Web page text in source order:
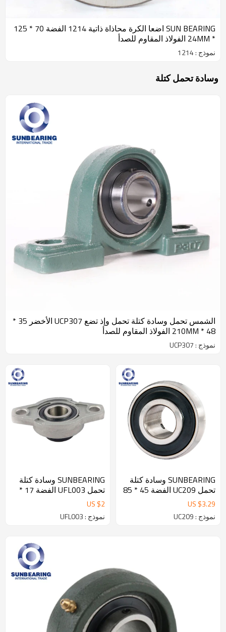
SUN BEARING اضعا الكرة محاذاة ذاتية 1214 الفضة 70 * 125
* 24MM الفولاذ المقاوم للصدأ
نموذج : 1214
وسادة تحمل كتلة
الشمس تحمل وسادة كتلة تحمل وإذ تضع UCP307 الأخضر 35 *
48 * 210MM الفولاذ المقاوم للصدأ
نموذج : UCP307
SUNBEARING وسادة كتلة
تحمل UC209 الفضة 45 * 85
GCR15
US $3.29
نموذج : UC209
SUNBEARING وسادة كتلة
تحمل UFL003 الفضة 17 *
للصدأ GCR15
US $2
نموذج : UFL003